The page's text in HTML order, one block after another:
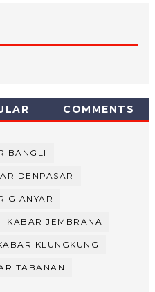
COMMENTS
BANGLI
DENPASAR
GIANYAR
KABAR JEMBRANA
KLUNGKUNG
TABANAN